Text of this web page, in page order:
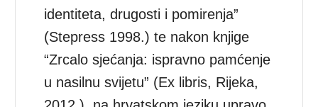
identiteta, drugosti i pomirenja”
(Stepress 1998.) te nakon knjige
“Zrcalo sjećanja: ispravno pamćenje
u nasilnu svijetu” (Ex libris, Rijeka,